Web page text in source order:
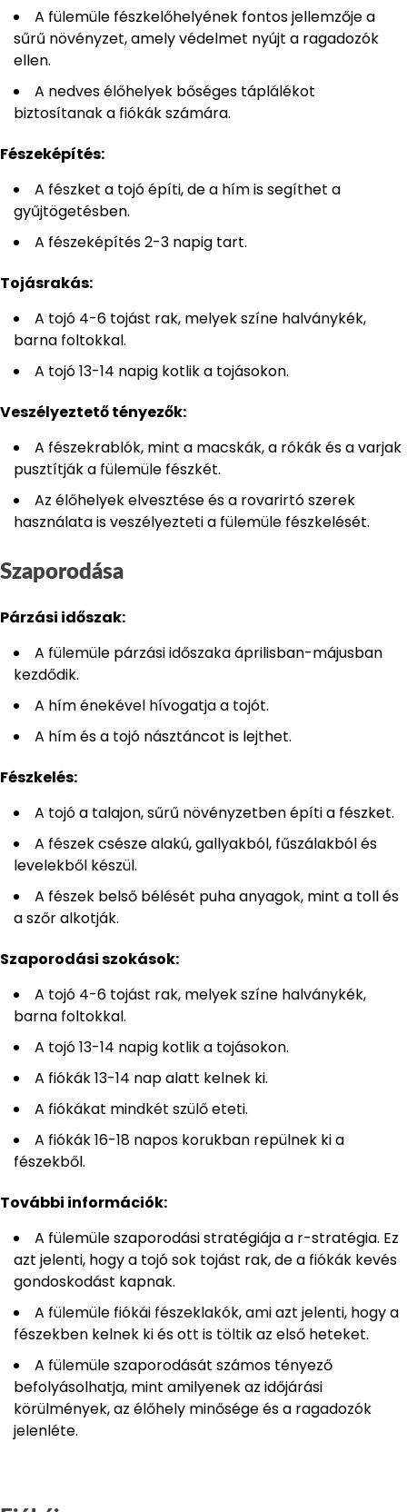
A fülemüle fészkelőhelyének fontos jellemzője a
sűrű növényzet, amely védelmet nyújt a ragadozók
ellen.
A nedves élőhelyek bőséges táplálékot
biztosítanak a fiókák számára.
Fészeképítés:
A fészket a tojó építi, de a hím is segíthet a
gyűjtögetésben.
A fészeképítés 2-3 napig tart.
Tojásrakás:
A tojó 4-6 tojást rak, melyek színe halványkék,
barna foltokkal.
A tojó 13-14 napig kotlik a tojásokon.
Veszélyeztető tényezők:
A fészekrablók, mint a macskák, a rókák és a varjak
pusztítják a fülemüle fészkét.
Az élőhelyek elvesztése és a rovarirtó szerek
használata is veszélyezteti a fülemüle fészkelését.
Szaporodása
Párzási időszak:
A fülemüle párzási időszaka áprilisban-májusban
kezdődik.
A hím énekével hívogatja a tojót.
A hím és a tojó násztáncot is lejthet.
Fészkelés:
A tojó a talajon, sűrű növényzetben építi a fészket.
A fészek csésze alakú, gallyakból, fűszálakból és
levelekből készül.
A fészek belső bélését puha anyagok, mint a toll és
a szőr alkotják.
Szaporodási szokások:
A tojó 4-6 tojást rak, melyek színe halványkék,
barna foltokkal.
A tojó 13-14 napig kotlik a tojásokon.
A fiókák 13-14 nap alatt kelnek ki.
A fiókákat mindkét szülő eteti.
A fiókák 16-18 napos korukban repülnek ki a
fészekből.
További információk:
A fülemüle szaporodási stratégiája a r-stratégia. Ez
azt jelenti, hogy a tojó sok tojást rak, de a fiókák kevés
gondoskodást kapnak.
A fülemüle fiókái fészeklakók, ami azt jelenti, hogy a
fészekben kelnek ki és ott is töltik az első heteket.
A fülemüle szaporodását számos tényező
befolyásolhatja, mint amilyenek az időjárási
körülmények, az élőhely minősége és a ragadozók
jelenléte.